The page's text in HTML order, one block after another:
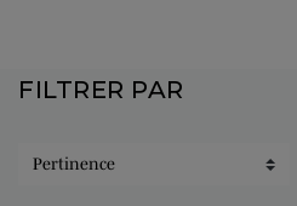
FILTRER PAR